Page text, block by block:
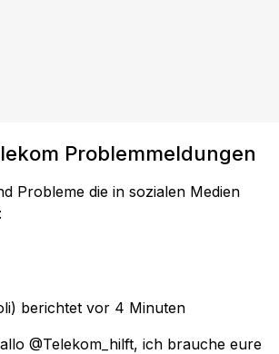
Problemmeldungen
Probleme die in sozialen Medien
berichtet vor 4 Minuten
@Telekom_hilft, ich brauche eure